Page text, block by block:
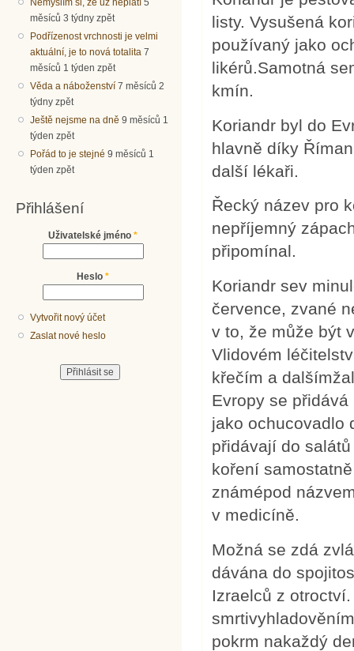
Nemyslím si, že už neplatí 5
měsíců 3 týdny zpět
Podřízenost vrchnosti je velmi
aktuální, je to nová totalita 7
měsíců 1 týden zpět
Věda a náboženství 7 měsíců 2
týdny zpět
Ještě nejsme na dně 9 měsíců 1
týden zpět
Pořád to je stejné 9 měsíců 1
týden zpět
Přihlášení
Uživatelské jméno *
Heslo *
Vytvořit nový účet
Zaslat nové heslo
listy. Vysušená
používaný jako
likérů.Samotná
kmín.
Koriandr byl do
hlavně díky
další lékaři.
Řecký název pro
nepříjemný
připomínal.
Koriandr sev
července, zvané
v to, že může být
Vlidovém
křečím a
Evropy se
jako ochucovadlo
přidávají do
koření
známépod
v medicíně.
Možná se zdá
dávána do
Izraelců z
pokrm nakaždý